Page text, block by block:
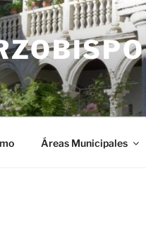
Áreas Municipales